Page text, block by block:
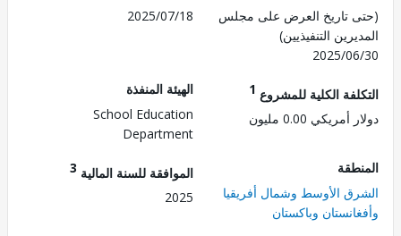
تاريخ العرض على مجلس
التنفيذيين)
2025/
2025/07/18
الكلية للمشروع1
0.00 مليون
الهيئة المنفذة
School Education
Department
الأوسط وشمال أفريقيا
وباكستان
الموافقة للسنة المالية3
2025